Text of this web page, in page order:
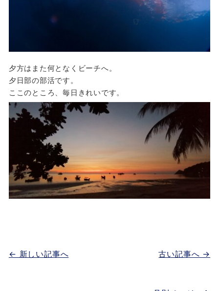
夕方はまた何となくビーチへ。
夕日部の部活です。
ここのところ、毎日きれいです。
古い記事へ →
← 新しい記事へ